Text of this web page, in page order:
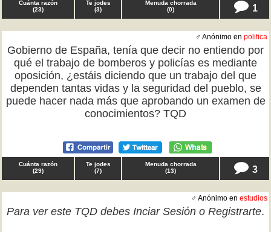
Cuánta razón
(23)
Te jodes
(3)
Menuda chorrada
(0) 1
♂ Anónimo en politica
Gobierno de España, tenía que decir no entiendo por
qué el trabajo de bomberos y policías es mediante
oposición, ¿estáis diciendo que un trabajo del que
dependen tantas vidas y la seguridad del pueblo, se
puede hacer nada más que aprobando un examen de
conocimientos? TQD
Cuánta razón
(29)
Te jodes
(7)
Menuda chorrada
(13) 3
♂ Anónimo en estudios
Para ver este TQD debes Inciar Sesión o Registrarte.